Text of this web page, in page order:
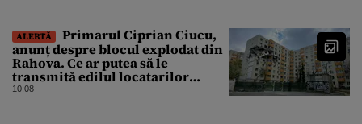
ALERTĂ
Primarul Ciprian Ciucu,
anunț despre blocul explodat din
Rahova. Ce ar putea să le
transmită edilul locatarilor
rămași pe drumuri
10:08